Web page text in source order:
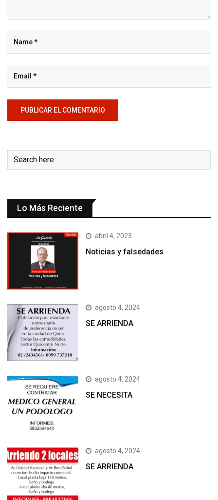
Lo Más Reciente
abril 4, 2023
Noticias y falsedades
agosto 4, 2024
SE ARRIENDA
agosto 4, 2024
SE NECESITA
agosto 4, 2024
SE ARRIENDA